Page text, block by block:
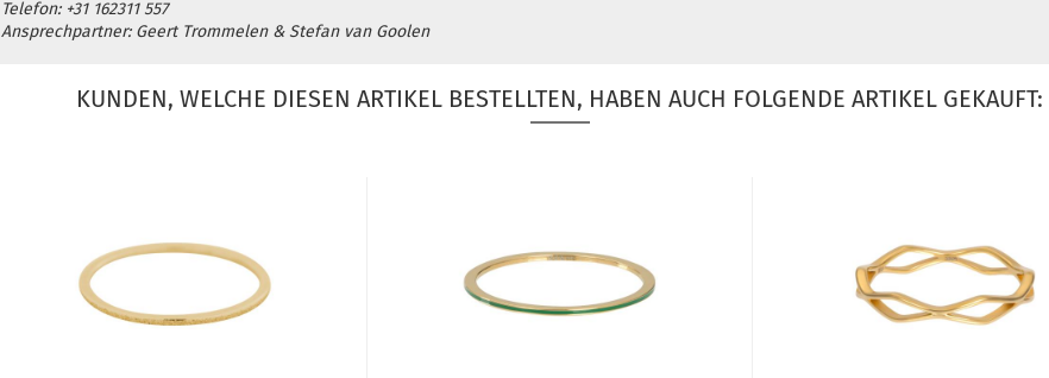
Telefon: +31 162311 557
Ansprechpartner: Geert Trommelen & Stefan van Goolen
KUNDEN, WELCHE DIESEN ARTIKEL BESTELLTEN, HABEN AUCH FOLGENDE ARTIKEL GEKAUFT: